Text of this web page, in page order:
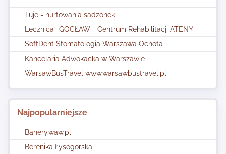
Tuje - hurtowania sadzonek
Lecznica- GOCŁAW - Centrum Rehabilitacji ATENY
SoftDent Stomatologia Warszawa Ochota
Kancelaria Adwokacka w Warszawie
WarsawBusTravel www.warsawbustravel.pl
Najpopularniejsze
Banery.waw.pl
Berenika Łysogórska